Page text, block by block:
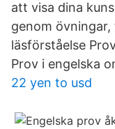
att visa dina
genom
läsförståelse
Prov i engelska
22 yen to usd